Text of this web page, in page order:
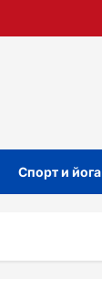
Спорт и йога